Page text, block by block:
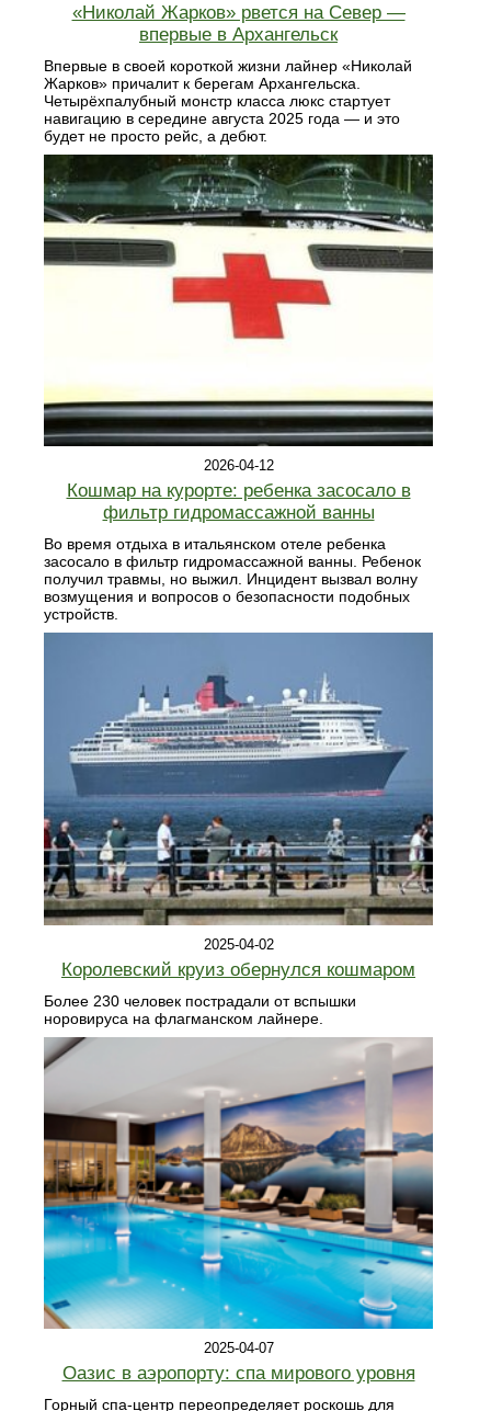
«Николай Жарков» рвется на Север —
впервые в Архангельск
Впервые в своей короткой жизни лайнер «Николай
Жарков» причалит к берегам Архангельска.
Четырёхпалубный монстр класса люкс стартует
навигацию в середине августа 2025 года — и это
будет не просто рейс, а дебют.
2026-04-12
Кошмар на курорте: ребенка засосало в
фильтр гидромассажной ванны
Во время отдыха в итальянском отеле ребенка
засосало в фильтр гидромассажной ванны. Ребенок
получил травмы, но выжил. Инцидент вызвал волну
возмущения и вопросов о безопасности подобных
устройств.
2025-04-02
Королевский круиз обернулся кошмаром
Более 230 человек пострадали от вспышки
норовируса на флагманском лайнере.
2025-04-07
Оазис в аэропорту: спа мирового уровня
Горный спа-центр переопределяет роскошь для